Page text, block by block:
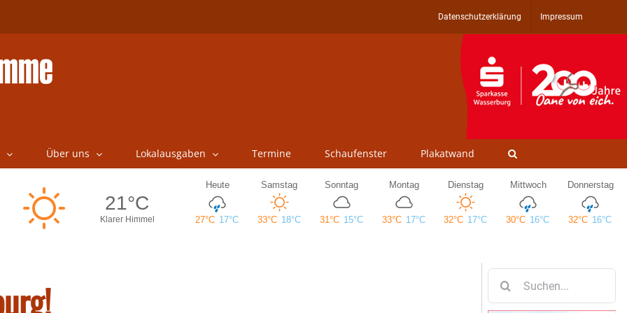
Datenschutzerklärung Impressum
Über uns Lokalausgaben Termine Schaufenster Plakatwand
nach: